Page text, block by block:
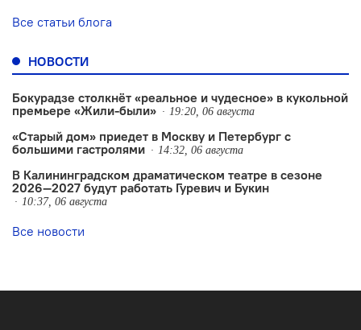
Все статьи блога
НОВОСТИ
Бокурадзе столкнëт «реальное и чудесное» в кукольной
премьере «Жили-были»
19:20, 06 августа
«Старый дом» приедет в Москву и Петербург с
большими гастролями
14:32, 06 августа
В Калининградском драматическом театре в сезоне
2026—2027 будут работать Гуревич и Букин
10:37, 06 августа
Все новости